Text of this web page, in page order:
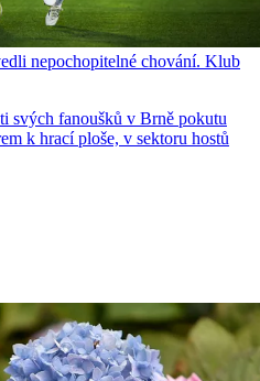
nepochopitelné chování. Klub
svých fanoušků v Brně pokutu
k hrací ploše, v sektoru hostů